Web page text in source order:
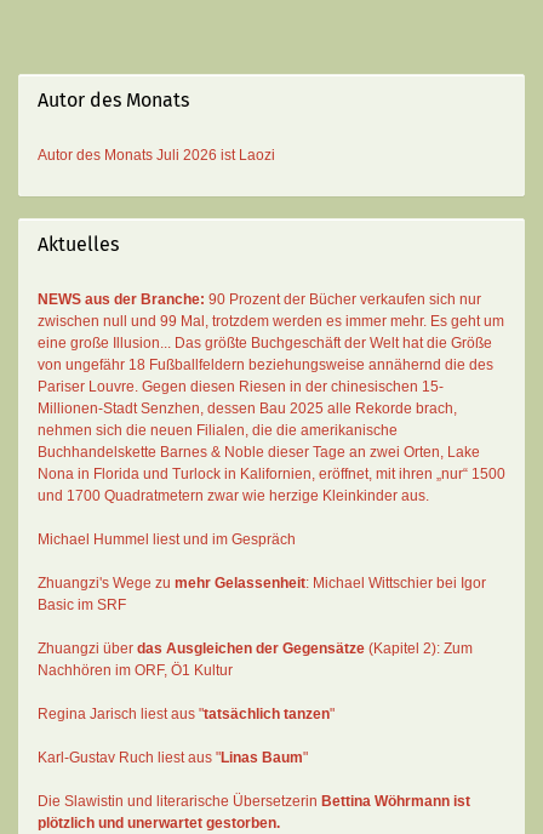
Autor des Monats
Autor des Monats Juli 2026 ist Laozi
Aktuelles
NEWS aus der Branche: 90 Prozent der Bücher verkaufen sich nur
zwischen null und 99 Mal , trotzdem werden es immer mehr. Es geht um
eine große Illusion... Das größte Buchgeschäft der Welt hat die Größe
von ungefähr 18 Fußballfeldern beziehungsweise annähernd die des
Pariser Louvre. Gegen diesen Riesen in der chinesischen 15-
Millionen-Stadt Senzhen, dessen Bau 2025 alle Rekorde brach,
nehmen sich die neuen Filialen, die die amerikanische
Buchhandelskette Barnes & Noble dieser Tage an zwei Orten, Lake
Nona in Florida und Turlock in Kalifornien, eröffnet, mit ihren „nur“ 1500
und 1700 Quadratmetern zwar wie herzige Kleinkinder aus.
Michael Hummel liest und im Gespräch
Zhuangzi's Wege zu mehr Gelassenheit: Michael Wittschier bei Igor
Basic im SRF
Zhuangzi über das Ausgleichen der Gegensätze (Kapitel 2): Zum
Nachhören im ORF, Ö1 Kultur
Regina Jarisch liest aus "tatsächlich tanzen"
Karl-Gustav Ruch liest aus "Linas Baum"
Die Slawistin und literarische Übersetzerin Bettina Wöhrmann ist
plötzlich und unerwartet gestorben.